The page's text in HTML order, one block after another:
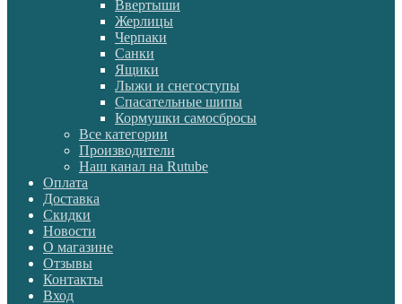
Ввертыши
Жерлицы
Черпаки
Санки
Ящики
Лыжи и снегоступы
Спасательные шипы
Кормушки самосбросы
Все категории
Производители
Наш канал на Rutube
Оплата
Доставка
Скидки
Новости
О магазине
Отзывы
Контакты
Вход